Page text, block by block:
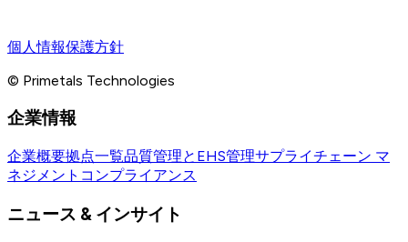
個人情報保護方針
© Primetals Technologies
企業情報
企業概要拠点一覧品質管理とEHS管理サプライチェーン マ
ネジメント コンプライアンス
ニュース & インサイト